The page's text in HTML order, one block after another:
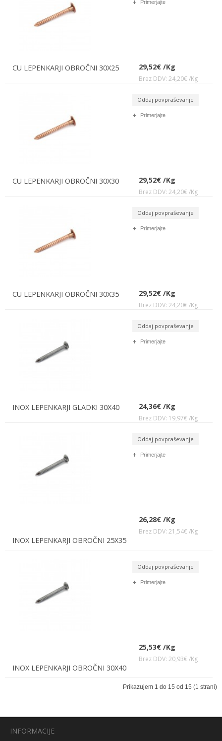
Primerjajte
29,52€ /Kg
Brez DDV: 24,20€ /Kg
CU LEPENKARJI OBROČNI 30X25
Oddaj povpraševanje
Primerjajte
29,52€ /Kg
Brez DDV: 24,20€ /Kg
CU LEPENKARJI OBROČNI 30X30
Oddaj povpraševanje
Primerjajte
29,52€ /Kg
Brez DDV: 24,20€ /Kg
CU LEPENKARJI OBROČNI 30X35
Oddaj povpraševanje
Primerjajte
24,36€ /Kg
Brez DDV: 19,97€ /Kg
INOX LEPENKARJI GLADKI 30X40
Oddaj povpraševanje
Primerjajte
26,28€ /Kg
Brez DDV: 21,54€ /Kg
INOX LEPENKARJI OBROČNI 25X35
Oddaj povpraševanje
Primerjajte
25,53€ /Kg
Brez DDV: 20,93€ /Kg
INOX LEPENKARJI OBROČNI 30X40
Prikazujem 1 do 15 od 15 (1 strani)
INFORMACIJE